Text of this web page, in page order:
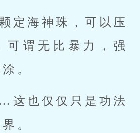
定海神珠，可以压
可谓无比暴力，强
。
这也仅仅只是功法
。